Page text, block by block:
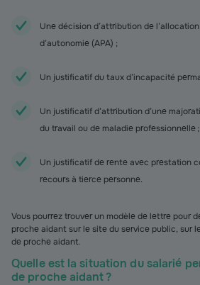
Une décision d’attribution de
d’autonomie (APA) ;
Un justificatif du taux d’incapacité
Un justificatif d’attribution d’une
du travail ou de maladie professionnelle ;
Un justificatif de rente avec prestation
recours à tierce personne.
Vous pourrez trouver un modèle de lettre pour
proche aidant sur le site du service public, sur
de proche aidant.
Quelle est la situation du salarié
de proche aidant ?